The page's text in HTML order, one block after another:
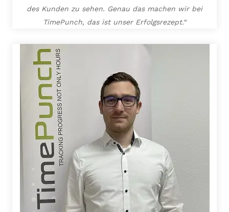
des Kunden zu sehen. Genau das machen wir bei
TimePunch, das ist unser Erfolgsrezept.“